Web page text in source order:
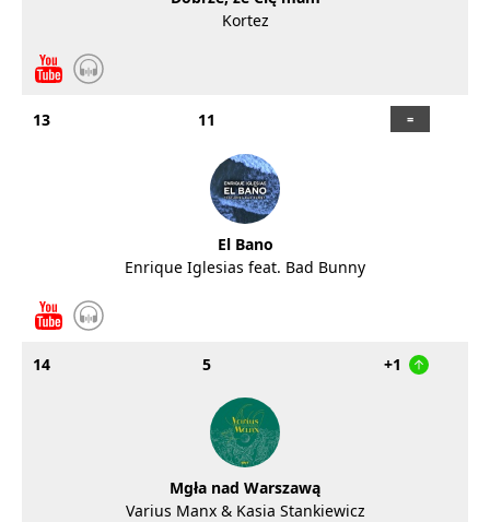
Kortez
13 11
El Bano
Enrique Iglesias feat. Bad Bunny
14 5 +1
Mgła nad Warszawą
Varius Manx & Kasia Stankiewicz